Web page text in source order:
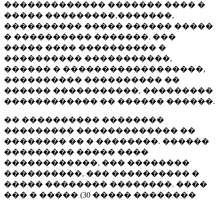
������������� ������� ���� �
����� ���������,�������,
���������� ����� ������ �����
� ���������� �������. ���
����� ���� ���������� �
���������� �����������,
������ � ������������������,
���������� ���������� ��
������ �����������, ���������
������������ �� ������ ������.
�� ���������� ��������
��������� ������������� ��
�������� �� � ��������. ������
��������� ����� ����
������������, ��� ��������
����������, ��� ���������� �
����� �������� ��������. ����
��� � ����� (30 ����� ��������